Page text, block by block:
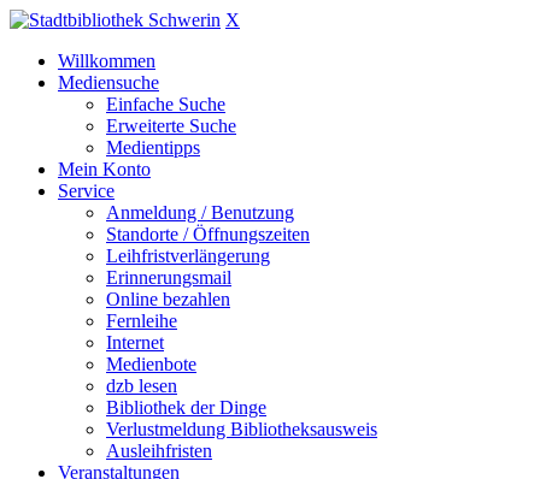
X
Willkommen
Mediensuche
Einfache Suche
Erweiterte Suche
Medientipps
Mein Konto
Service
Anmeldung / Benutzung
Standorte / Öffnungszeiten
Leihfristverlängerung
Erinnerungsmail
Online bezahlen
Fernleihe
Internet
Medienbote
dzb lesen
Bibliothek der Dinge
Verlustmeldung Bibliotheksausweis
Ausleihfristen
Veranstaltungen